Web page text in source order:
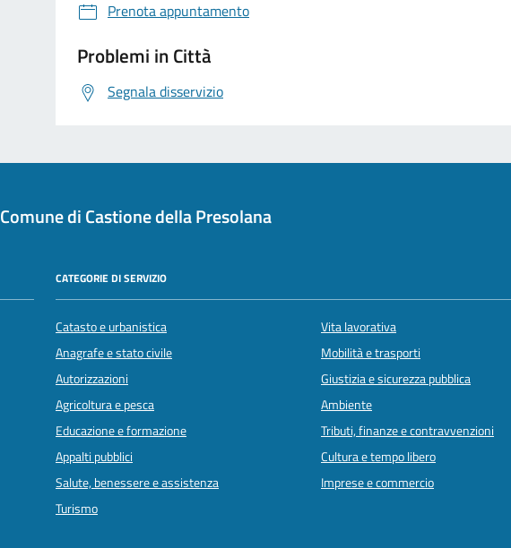
Prenota appuntamento
Problemi in Città
Segnala disservizio
Comune di Castione della Presolana
CATEGORIE DI SERVIZIO
Catasto e urbanistica
Anagrafe e stato civile
Autorizzazioni
Agricoltura e pesca
Educazione e formazione
Appalti pubblici
Salute, benessere e assistenza
Turismo
Vita lavorativa
Mobilità e trasporti
Giustizia e sicurezza pubblica
Ambiente
Tributi, finanze e contravvenzioni
Cultura e tempo libero
Imprese e commercio